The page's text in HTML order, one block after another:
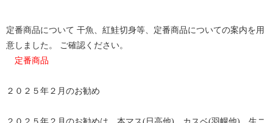
Twitter
共
有
(新
ウ
ィ
ウ
に
ク
て
く
い
定番商品について 干魚、紅鮭切身等、定番商品についての案内を用
意しました。 ご確認ください。
定番商品
２０２５年２月のお勧め